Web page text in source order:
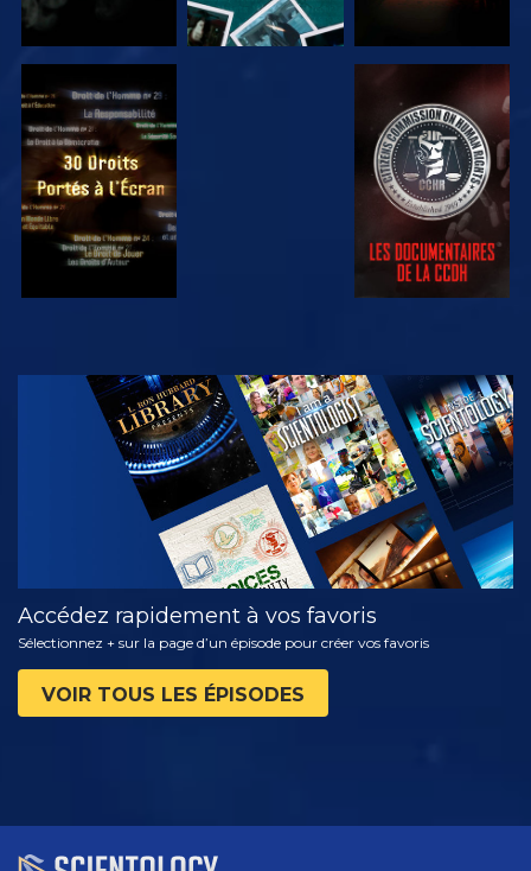
REGARDER REGARDER
REGARDER
DÉCOUVRIR
LES SÉRIES
Accédez rapidement à vos favoris
Sélectionnez + sur la page d’un épisode pour créer vos favoris
VOIR TOUS LES ÉPISODES